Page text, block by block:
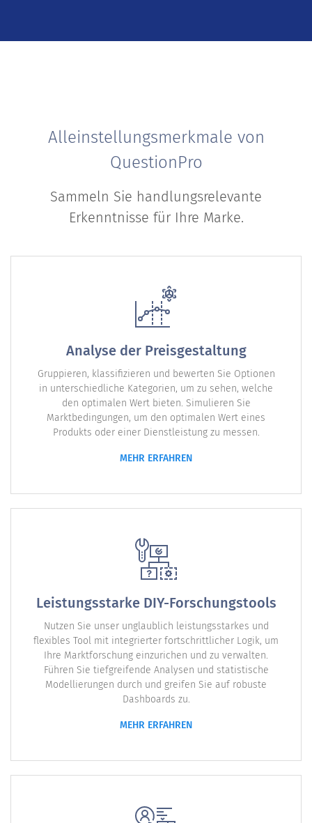
Alleinstellungsmerkmale von
QuestionPro
Sammeln Sie handlungsrelevante
Erkenntnisse für Ihre Marke.
Analyse der Preisgestaltung
Gruppieren, klassifizieren und bewerten Sie Optionen
in unterschiedliche Kategorien, um zu sehen, welche
den optimalen Wert bieten. Simulieren Sie
Marktbedingungen, um den optimalen Wert eines
Produkts oder einer Dienstleistung zu messen.
MEHR ERFAHREN
Leistungsstarke DIY-Forschungstools
Nutzen Sie unser unglaublich leistungsstarkes und
flexibles Tool mit integrierter fortschrittlicher Logik, um
Ihre Marktforschung einzurichen und zu verwalten.
Führen Sie tiefgreifende Analysen und statistische
Modellierungen durch und greifen Sie auf robuste
Dashboards zu.
MEHR ERFAHREN